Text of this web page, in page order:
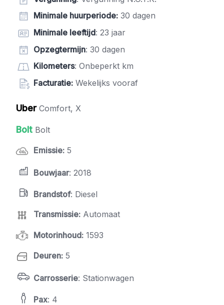
Minimale huurperiode: 30 dagen
Minimale leeftijd: 23 jaar
Opzegtermijn: 30 dagen
Kilometers: Onbeperkt km
Facturatie: Wekelijks vooraf
UberComfort, X
Bolt Bolt
Emissie: 5
Bouwjaar: 2018
Brandstof: Diesel
Transmissie: Automaat
Motorinhoud: 1593
Deuren: 5
Carrosserie: Stationwagen
Pax: 4